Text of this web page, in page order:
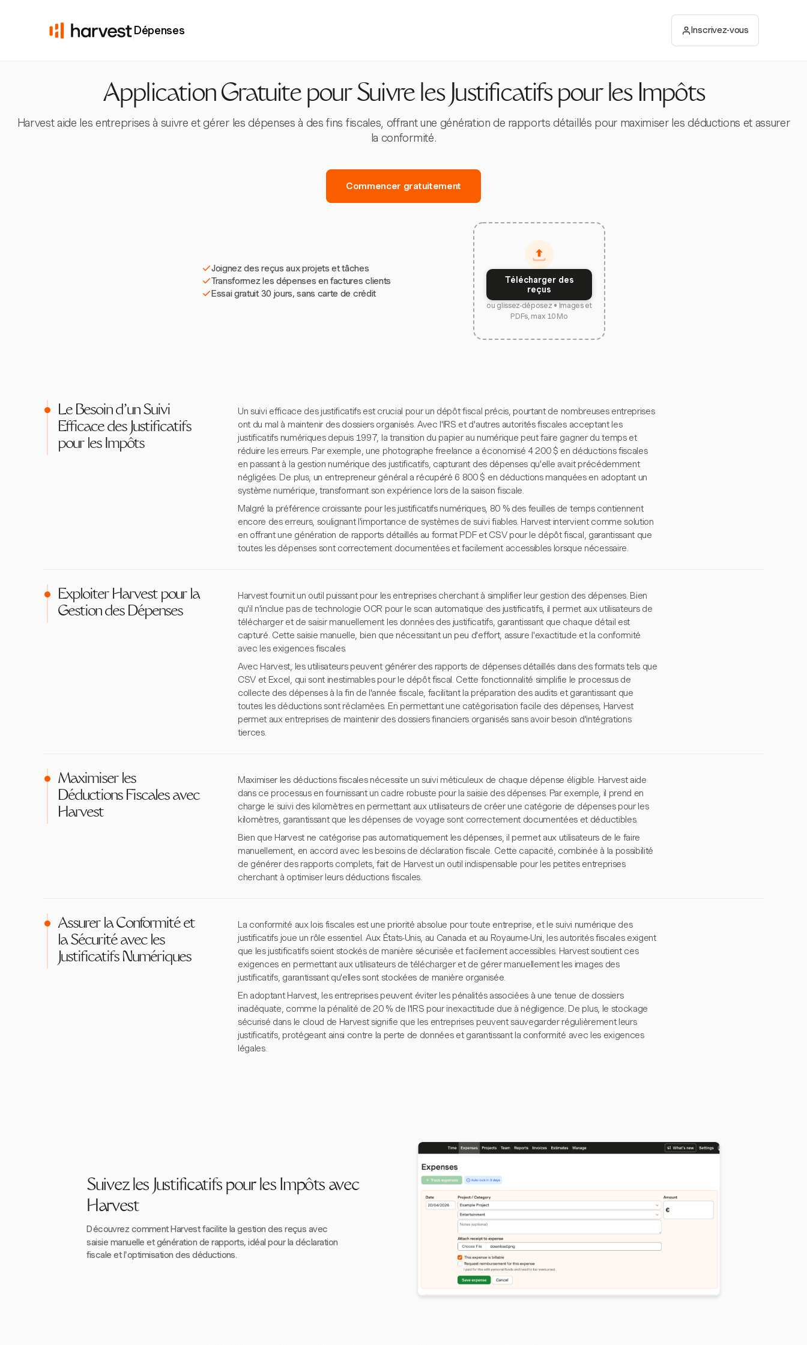
Dépenses Inscrivez-vous
Application Gratuite pour Suivre les Justificatifs pour les Impôts
Harvest aide les entreprises à suivre et gérer les dépenses à des fins fiscales, offrant une génération de rapports détaillés pour maximiser les déductions et assurer
la conformité.
Commencer gratuitement
Joignez des reçus aux projets et tâches
Transformez les dépenses en factures clients
Essai gratuit 30 jours, sans carte de crédit
Télécharger des
reçus
ou glissez-déposez • Images et
PDFs, max 10 Mo
Le Besoin d'un Suivi
Efficace des Justificatifs
pour les Impôts
Un suivi efficace des justificatifs est crucial pour un dépôt fiscal précis, pourtant de nombreuses entreprises
ont du mal à maintenir des dossiers organisés. Avec l'IRS et d'autres autorités fiscales acceptant les
justificatifs numériques depuis 1997, la transition du papier au numérique peut faire gagner du temps et
réduire les erreurs. Par exemple, une photographe freelance a économisé 4 200 $ en déductions fiscales
en passant à la gestion numérique des justificatifs, capturant des dépenses qu'elle avait précédemment
négligées. De plus, un entrepreneur général a récupéré 6 800 $ en déductions manquées en adoptant un
système numérique, transformant son expérience lors de la saison fiscale.
Malgré la préférence croissante pour les justificatifs numériques, 80 % des feuilles de temps contiennent
encore des erreurs, soulignant l'importance de systèmes de suivi fiables. Harvest intervient comme solution
en offrant une génération de rapports détaillés au format PDF et CSV pour le dépôt fiscal, garantissant que
toutes les dépenses sont correctement documentées et facilement accessibles lorsque nécessaire.
Exploiter Harvest pour la
Gestion des Dépenses
Harvest fournit un outil puissant pour les entreprises cherchant à simplifier leur gestion des dépenses. Bien
qu'il n'inclue pas de technologie OCR pour le scan automatique des justificatifs, il permet aux utilisateurs de
télécharger et de saisir manuellement les données des justificatifs, garantissant que chaque détail est
capturé. Cette saisie manuelle, bien que nécessitant un peu d'effort, assure l'exactitude et la conformité
avec les exigences fiscales.
Avec Harvest, les utilisateurs peuvent générer des rapports de dépenses détaillés dans des formats tels que
CSV et Excel, qui sont inestimables pour le dépôt fiscal. Cette fonctionnalité simplifie le processus de
collecte des dépenses à la fin de l'année fiscale, facilitant la préparation des audits et garantissant que
toutes les déductions sont réclamées. En permettant une catégorisation facile des dépenses, Harvest
permet aux entreprises de maintenir des dossiers financiers organisés sans avoir besoin d'intégrations
tierces.
Maximiser les
Déductions Fiscales avec
Harvest
Maximiser les déductions fiscales nécessite un suivi méticuleux de chaque dépense éligible. Harvest aide
dans ce processus en fournissant un cadre robuste pour la saisie des dépenses. Par exemple, il prend en
charge le suivi des kilomètres en permettant aux utilisateurs de créer une catégorie de dépenses pour les
kilomètres, garantissant que les dépenses de voyage sont correctement documentées et déductibles.
Bien que Harvest ne catégorise pas automatiquement les dépenses, il permet aux utilisateurs de le faire
manuellement, en accord avec les besoins de déclaration fiscale. Cette capacité, combinée à la possibilité
de générer des rapports complets, fait de Harvest un outil indispensable pour les petites entreprises
cherchant à optimiser leurs déductions fiscales.
Assurer la Conformité et
la Sécurité avec les
Justificatifs Numériques
La conformité aux lois fiscales est une priorité absolue pour toute entreprise, et le suivi numérique des
justificatifs joue un rôle essentiel. Aux États-Unis, au Canada et au Royaume-Uni, les autorités fiscales exigent
que les justificatifs soient stockés de manière sécurisée et facilement accessibles. Harvest soutient ces
exigences en permettant aux utilisateurs de télécharger et de gérer manuellement les images des
justificatifs, garantissant qu'elles sont stockées de manière organisée.
En adoptant Harvest, les entreprises peuvent éviter les pénalités associées à une tenue de dossiers
inadéquate, comme la pénalité de 20 % de l'IRS pour inexactitude due à négligence. De plus, le stockage
sécurisé dans le cloud de Harvest signifie que les entreprises peuvent sauvegarder régulièrement leurs
justificatifs, protégeant ainsi contre la perte de données et garantissant la conformité avec les exigences
légales.
Suivez les Justificatifs pour les Impôts avec
Harvest
Découvrez comment Harvest facilite la gestion des reçus avec
saisie manuelle et génération de rapports, idéal pour la déclaration
fiscale et l'optimisation des déductions.